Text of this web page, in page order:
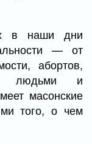
в наши дни
— от
абортов,
людьми и
масонские
того, о чем